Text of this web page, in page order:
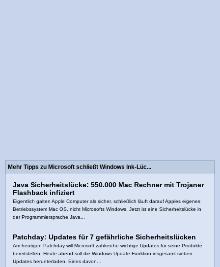
Mehr Tipps zu Microsoft schließt Windows lnk-Lüc...
Java Sicherheitslücke: 550.000 Mac Rechner mit Trojaner
Flashback infiziert
Eigentlich galten Apple Computer als sicher, schließlich läuft darauf Apples eigenes
Betriebssystem Mac OS, nicht Microsofts Windows. Jetzt ist eine Sicherheitslücke in
der Programmiersprache Java...
Patchday: Updates für 7 gefährliche Sicherheitslücken
Am heutigen Patchday will Microsoft zahlreiche wichtige Updates für seine Produkte
bereitstellen: Heute abend soll die Windows Update Funktion insgesamt sieben
Updates herunterladen. Eines davon...